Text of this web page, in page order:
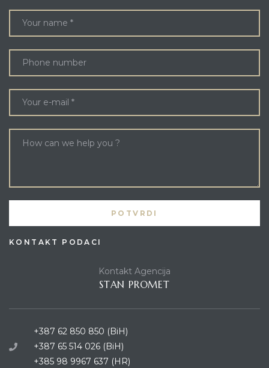
KONTAKT PODACI
Kontakt Agencija
STAN PROMET
+387 62 850 850 (BiH)
+387 65 514 026 (BiH)
+385 98 9967 637 (HR)